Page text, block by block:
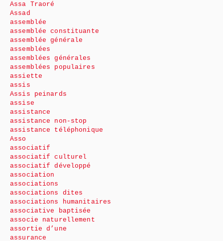
Assa Traoré
Assad
assemblée
assemblée constituante
assemblée générale
assemblées
assemblées générales
assemblées populaires
assiette
assis
Assis peinards
assise
assistance
assistance non-stop
assistance téléphonique
Asso
associatif
associatif culturel
associatif développé
association
associations
associations dites
associations humanitaires
associative baptisée
associe naturellement
assortie d’une
assurance